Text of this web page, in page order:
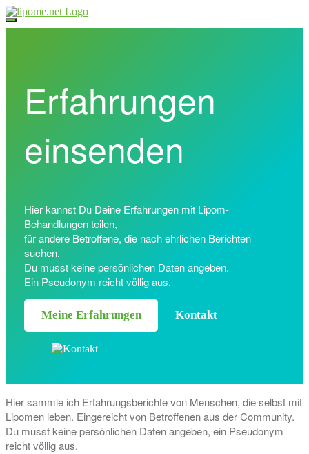
Direkt
zum
Erfahrungen
einsenden
Hier kannst Du Deine Erfahrungen mit Lipom-
Behandlungen teilen,
für andere Betroffene, die nach ehrlichen Berichten
suchen.
Du musst keine persönlichen Daten angeben.
Ein Pseudonym reicht völlig aus.
Meine Erfahrungen Kontakt
Hier sammle ich Erfahrungsberichte von Menschen, die selbst mit
Lipomen leben. Eingereicht von Betroffenen aus der Community.
Du musst keine persönlichen Daten angeben, ein Pseudonym
reicht völlig aus.